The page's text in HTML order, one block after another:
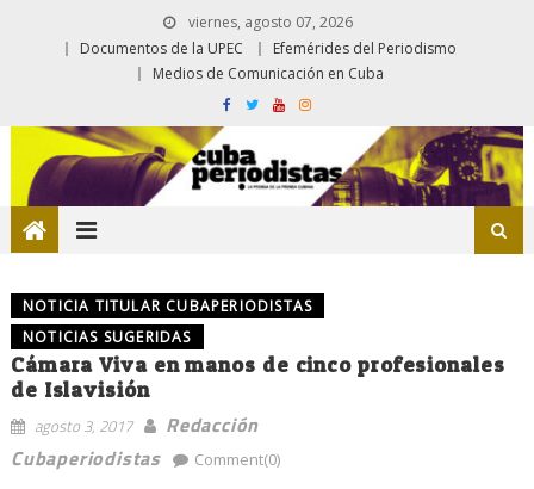
viernes, agosto 07, 2026
Documentos de la UPEC
Efemérides del Periodismo
Medios de Comunicación en Cuba
NOTICIA TITULAR CUBAPERIODISTAS
NOTICIAS SUGERIDAS
Cámara Viva en manos de cinco profesionales
de Islavisión
agosto 3, 2017
Redacción
Cubaperiodistas
Comment(0)